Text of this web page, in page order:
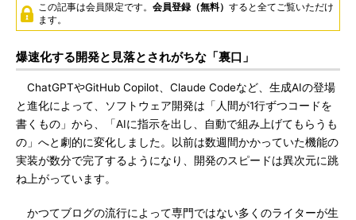
この記事は会員限定です。 会員登録（無料） すると全てご覧いただけ
ます。
爆速化する開発と見落とされがちな「裏口」
ChatGPTやGitHub Copilot、Claude Codeなど、生成AIの登場
と進化によって、ソフトウェア開発は「人間が1行ずつコードを
書くもの」から、「AIに指示を出し、自動で組み上げてもらうも
の」へと劇的に変化しました。以前は数週間かかっていた機能の
実装が数分で完了するようになり、開発のスピードは異次元に跳
ね上がっています。
かつてブログの流行によって専門ではない多くのライターが生